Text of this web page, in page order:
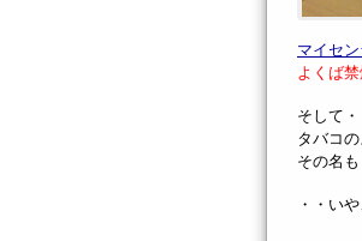
マイセン
よくば
そして
タバコ
その名も
・・い